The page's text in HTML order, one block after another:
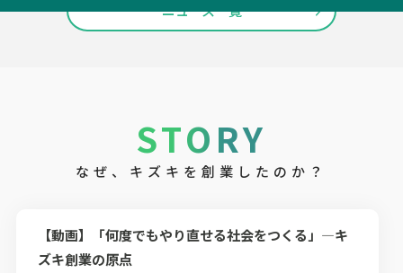
ニュース一覧
STORY
なぜ、キズキを創業したのか？
【動画】「何度でもやり直せる社会をつくる」—キ
ズキ創業の原点